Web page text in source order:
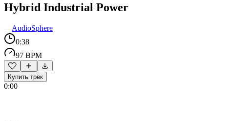
Hybrid Industrial Power
—AudioSphere
0:38
97 BPM
Купить трек
0:00